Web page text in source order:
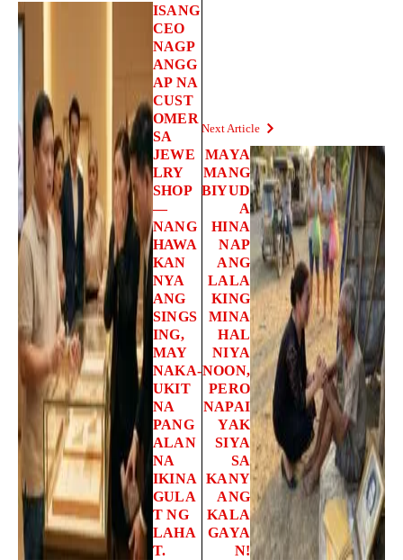
ISANG
CEO
NAGP
ANGG
AP NA
CUST
OMER
SA
JEWE
LRY
SHOP
—
NANG
HAWA
KAN
NYA
ANG
SINGS
ING,
MAY
NAKA-
UKIT
NA
PANG
ALAN
NA
IKINA
GULA
T NG
LAHA
T.
Next Article
MAYA
MANG
BIYUD
A
HINA
NAP
ANG
LALA
KING
MINA
HAL
NIYA
NOON,
PERO
NAPAI
YAK
SIYA
SA
KANY
ANG
KALA
GAYA
N!